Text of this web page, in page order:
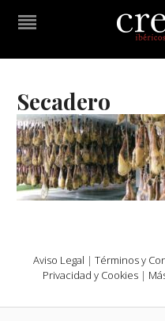
Secadero
Aviso Legal | Términos y
Privacidad y Cookies |